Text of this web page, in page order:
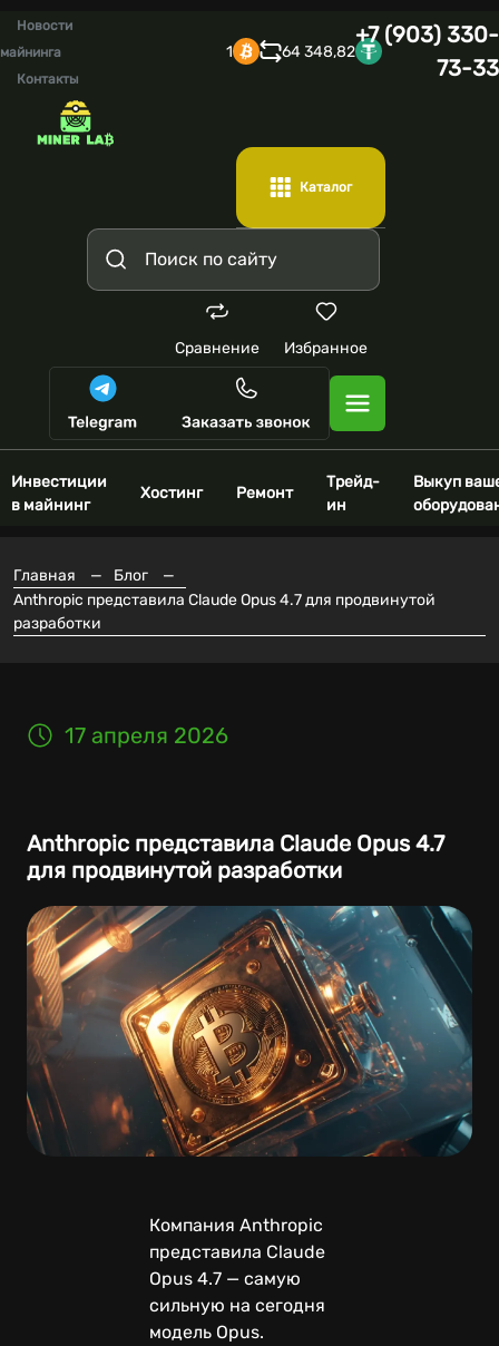
Новости
майнинга
Контакты
1 64 348,82
+7 (903) 330-
73-33
Каталог
Сравнение Избранное
Инвестиции
в майнинг
Хостинг Ремонт
Трейд-
ин
Выкуп
Главная — Блог
—
Anthropic представила Claude Opus 4.7 для продвинутой
разработки
17 апреля 2026
Anthropic представила Claude Opus 4.7
для продвинутой разработки
Компания Anthropic
представила Claude
Opus 4.7 — самую
сильную на сегодня
модель Opus.